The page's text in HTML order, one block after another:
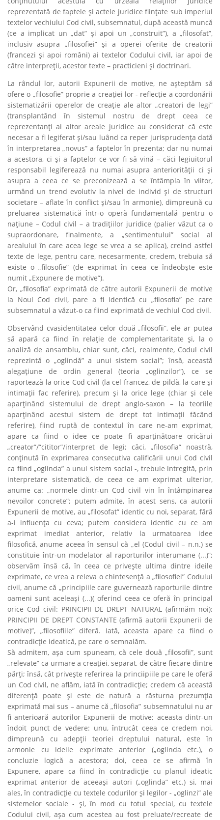
reprezentată de faptele şi actele juridice fiinţate sub imperiul
textelor vechiului Cod civil, subsemnatul, după această muncă
(ce a implicat un „dat” şi apoi un „construit”), a „filosofat”,
inclusiv asupra „filosofiei” şi a operei oferite de creatorii
(francezi şi apoi români) ai textelor Codului civil, iar apoi de
către interpreţii, acestor texte – practicieni şi doctrinari.
La rândul lor, autorii Expunerii de motive, ne aşteptăm să
ofere o „filosofie” proprie a creaţiei lor - reflecţie a coordonării
sistematizării operelor de creaţie ale altor „creatori de legi”
(transplantând în sistemul nostru de drept ceea ce
reprezentanţi ai altor areale juridice au considerat că este
necesar a fi legiferat şi/sau luând ca reper jurisprudenţa dată
în interpretarea „novus” a faptelor în prezenta; dar nu numai
a acestora, ci şi a faptelor ce vor fi să vină – căci legiuitorul
responsabil legiferează nu numai asupra anteriorităţii ci şi
asupra a ceea ce se preconizează a se întâmpla în viitor,
urmând un trend evolutiv la nivel de individ şi de structuri
societare – aflate în conflict şi/sau în armonie), dimpreună cu
preluarea sistematică într-o operă fundamentală pentru o
naţiune – Codul civil – a tradiţiilor juridice (palier văzut ca o
supraordonare, finalmente, a „sentimentului” social al
arealului în care acea lege se vrea a se aplica), creind astfel
texte de lege, pentru care, necesarmente, credem, trebuia să
existe o „filosofie” (de exprimat în ceea ce îndeobşte este
numit „Expunere de motive”).
Or, „filosofia” exprimată de către autorii Expunerii de motive
la Noul Cod civil, pare a fi identică cu „filosofia” pe care
subsemnatul a văzut-o ca fiind exprimată de vechiul Cod civil.
Observând cvasidentitatea celor două „filosofii”, ele ar putea
să apară ca fiind în relaţie de complementaritate şi, la o
analiză de ansamblu, chiar sunt, căci, realmente, Codul civil
reprezintă o „oglindă” a unui sistem social”; însă, această
alegaţiune de ordin general (teoria „oglinzilor”), ce se
raportează la orice Cod civil (la cel francez, de pildă, la care şi
intimaţii fac referire), precum şi la orice lege (chiar şi cele
aparţinând sistemului de drept anglo-saxon – la teoriile
aparţinând acestui sistem de drept tot intimaţii făcând
referire), fiind ruptă de contextul în care ne-am exprimat,
apare ca fiind o idee ce poate fi aparţinătoare oricărui
„creator”/”cititor”/interpret de legi; căci, „filosofia” noastră,
conţinută în exprimarea consecutiva calificării unui Cod civil
ca fiind „oglinda” a unui sistem social -, trebuie intregită, prin
interpretare sistematică, de ceea ce am exprimat ulterior,
anume ca: „normele dintr-un Cod civil vin în întâmpinarea
nevoilor concrete”; putem admite, în acest sens, ca autorii
Expunerii de motive, au „filosofat” identic cu noi, separat, fără
a-i influenţa cu ceva; putem considera identic cu ce am
exprimat imediat anterior, relativ la urmatoarea idee
filosofică, anume aceea în sensul că „el (Codul civil – n.n.) se
constituie într-un modelator al raporturilor interumane (...)”;
observăm însă că, în ceea ce priveşte ultima dintre ideile
exprimate, ce vrea a releva o chintesenţă a „filosofiei” Codului
civil, anume că „principiile care guvernează raporturile dintre
oameni sunt aceleaşi (...)( oferind ceea ce oferă în principal
orice Cod civil: PRINCIPII DE DREPT NATURAL (afirmăm noi);
PRINCIPII DE DREPT CONSTANTE (afirmă autorii Expunerii de
motive)”, „filosofiile” diferă. Iată, aceasta apare ca fiind o
contradicţie ideatică, pe care o semnalăm.
Să admitem, aşa cum spuneam, că cele două „filosofii”, sunt
„relevate” ca urmare a creaţiei, separat, de către fiecare dintre
părţi; însă, cât priveşte referirea la princiipiile pe care le oferă
un Cod civil, ne aflăm, iată în contradicţie; credem că această
diferenţă poate şi este de natură a răsturna prezumţia
exprimată mai sus – anume că „filosofia” subsemnatului nu ar
fi anterioară autorilor Expunerii de motive; aceasta dintr-un
îndoit punct de vedere: unu, întrucât ceea ce credem noi,
dimpreună cu adepţii teoriei dreptului natural, este în
armonie cu ideile exprimate anterior („oglinda etc.), o
concluzie logică a acestora; doi, ceea ce se afirmă în
Expunere, apare ca fiind în contradicţie cu planul ideatic
exprimat anterior de aceeaşi autori („oglinda” etc.) si, mai
ales, în contradicţie cu textele codurilor şi legilor - „oglinzi” ale
sistemelor sociale - şi, în mod cu totul special, cu textele
Codului civil, aşa cum acestea au fost preluate/recreate de